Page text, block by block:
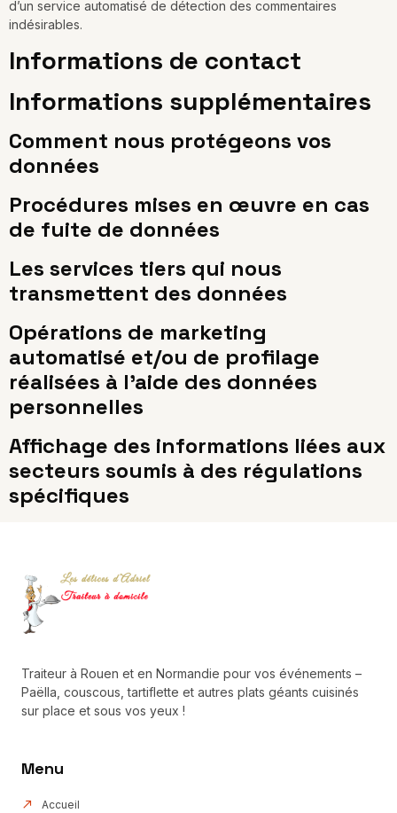
d’un service automatisé de détection des commentaires
indésirables.
Informations de contact
Informations supplémentaires
Comment nous protégeons vos
données
Procédures mises en œuvre en cas
de fuite de données
Les services tiers qui nous
transmettent des données
Opérations de marketing
automatisé et/ou de profilage
réalisées à l’aide des données
personnelles
Affichage des informations liées aux
secteurs soumis à des régulations
spécifiques
Traiteur à Rouen et en Normandie pour vos événements –
Paëlla, couscous, tartiflette et autres plats géants cuisinés
sur place et sous vos yeux !
Menu
Accueil